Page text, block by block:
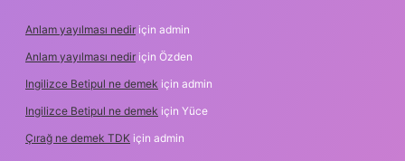
Anlam yayılması nedir için admin
Anlam yayılması nedir için Özden
Ingilizce Betipul ne demek için admin
Ingilizce Betipul ne demek için Yüce
Çırağ ne demek TDK için admin